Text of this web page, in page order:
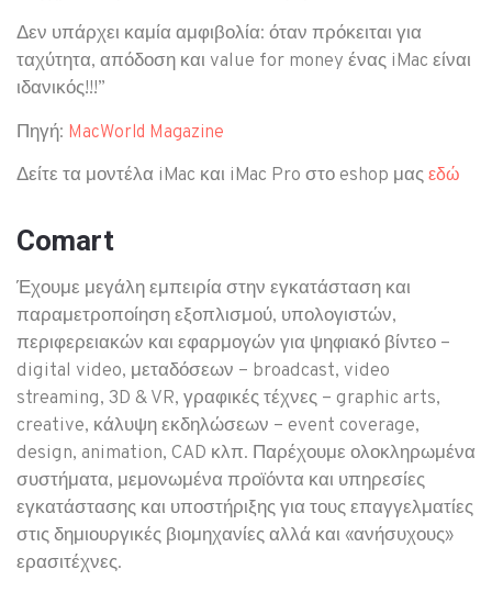
Δεν υπάρχει καμία αμφιβολία: όταν πρόκειται για
ταχύτητα, απόδοση και value for money ένας iMac είναι
ιδανικός!!!”
Πηγή: MacWorld Magazine
Δείτε τα μοντέλα iMac και iMac Pro στο eshop μας εδώ
Comart
Έχουμε μεγάλη εμπειρία στην εγκατάσταση και
παραμετροποίηση εξοπλισμού, υπολογιστών,
περιφερειακών και εφαρμογών για ψηφιακό βίντεο –
digital video, μεταδόσεων – broadcast, video
streaming, 3D & VR, γραφικές τέχνες – graphic arts,
creative, κάλυψη εκδηλώσεων – event coverage,
design, animation, CAD κλπ. Παρέχουμε ολοκληρωμένα
συστήματα, μεμονωμένα προϊόντα και υπηρεσίες
εγκατάστασης και υποστήριξης για τους επαγγελματίες
στις δημιουργικές βιομηχανίες αλλά και «ανήσυχους»
ερασιτέχνες.